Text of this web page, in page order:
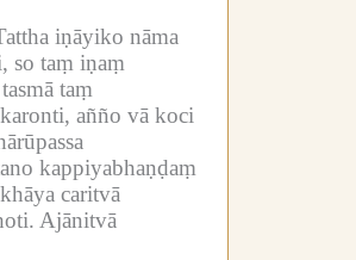
iṇāyiko nāma
so taṃ iṇaṃ
taṃ
karonti, añño vā koci
kappiyabhaṇḍaṃ
caritvā
Ajānitvā